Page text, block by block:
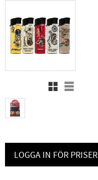
Rutnätsvy
Listvy
LOGGA IN FÖR PRISER